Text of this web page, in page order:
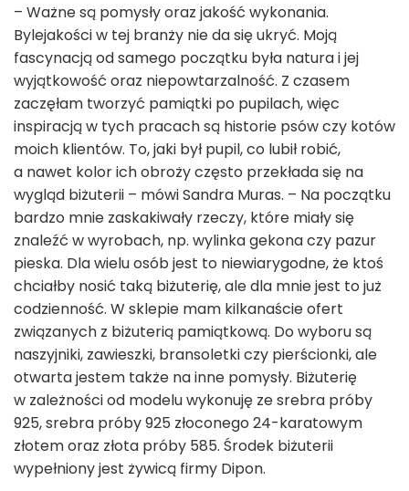
– Ważne są pomysły oraz jakość wykonania.
Bylejakości w tej branży nie da się ukryć. Moją
fascynacją od samego początku była natura i jej
wyjątkowość oraz niepowtarzalność. Z czasem
zaczęłam tworzyć pamiątki po pupilach, więc
inspiracją w tych pracach są historie psów czy kotów
moich klientów. To, jaki był pupil, co lubił robić,
a nawet kolor ich obroży często przekłada się na
wygląd biżuterii – mówi Sandra Muras. – Na początku
bardzo mnie zaskakiwały rzeczy, które miały się
znaleźć w wyrobach, np. wylinka gekona czy pazur
pieska. Dla wielu osób jest to niewiarygodne, że ktoś
chciałby nosić taką biżuterię, ale dla mnie jest to już
codzienność. W sklepie mam kilkanaście ofert
związanych z biżuterią pamiątkową. Do wyboru są
naszyjniki, zawieszki, bransoletki czy pierścionki, ale
otwarta jestem także na inne pomysły. Biżuterię
w zależności od modelu wykonuję ze srebra próby
925, srebra próby 925 złoconego 24-karatowym
złotem oraz złota próby 585. Środek biżuterii
wypełniony jest żywicą firmy Dipon.